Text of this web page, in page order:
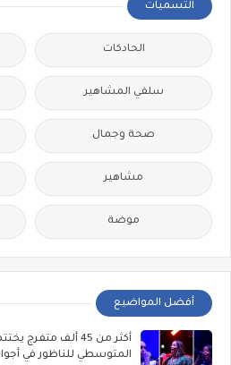
التسميات
الحادكات
سلفي المشاهير
صحة وجمال
مشاهير
موضة
أفضل المواضيع
أكثر من 45 ألف
المتوسطي للناظور في